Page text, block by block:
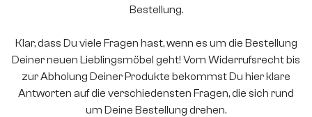
Bestellung.
Klar, dass Du viele Fragen hast, wenn es um die Bestellung
Deiner neuen Lieblingsmöbel geht! Vom Widerrufsrecht bis
zur Abholung Deiner Produkte bekommst Du hier klare
Antworten auf die verschiedensten Fragen, die sich rund
um Deine Bestellung drehen.